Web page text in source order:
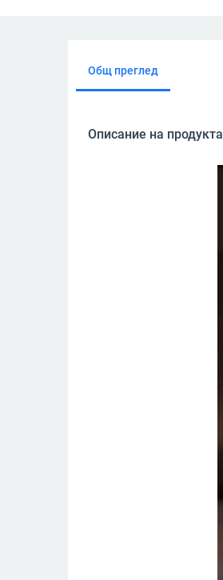
Общ преглед
Описание на продукта